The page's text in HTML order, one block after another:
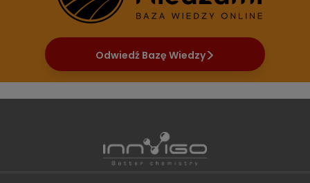
Odwiedź Bazę Wiedzy